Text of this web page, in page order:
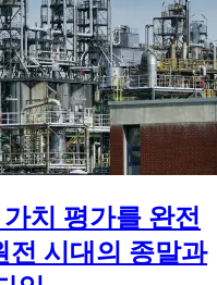
치 평가를 완전
전 시대의 종말과